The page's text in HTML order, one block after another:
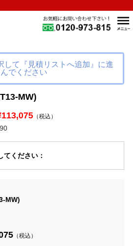
て『見積リストへ追加』に進
んでください
MW)
（税込）
てください：
MW)
（税込）